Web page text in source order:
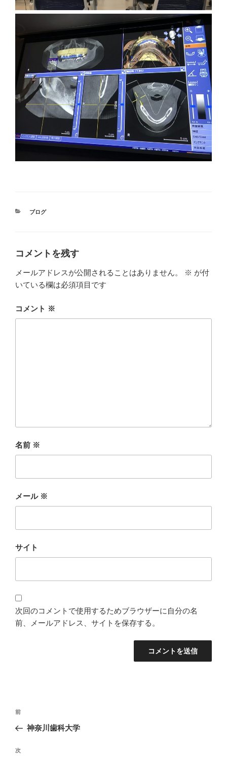
カ
ブログ
コメントを残す
メールアドレスが公開されることはありません。 ※ が付
いている欄は必須項目です
コメント ※
名前 ※
メール ※
サイト
次回のコメントで使用するためブラウザーに自分の名
前、メールアドレス、サイトを保存する。
投
ナ
ビ
過
去
投
前
神奈川歯科大学
次
次